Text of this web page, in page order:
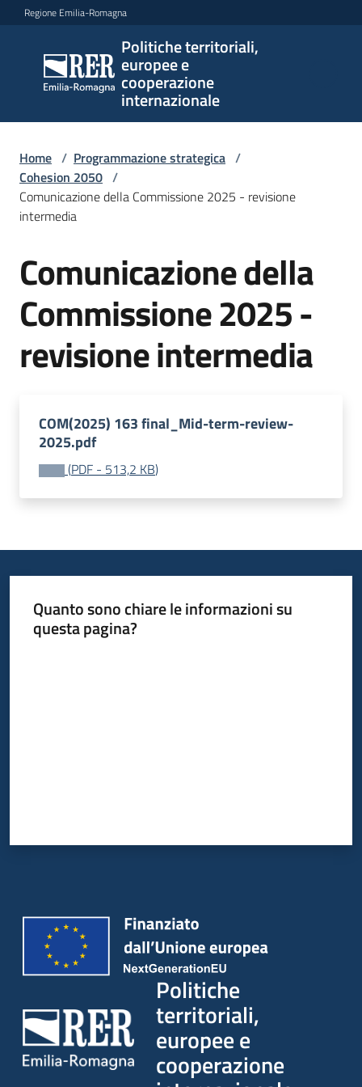
Vai al contenuto
Vai alla navigazione
Vai al footer
Regione Emilia-Romagna
Politiche territoriali,
europee e
cooperazione
internazionale
Politiche
territoriali,
europee e
cooperazione
Argomenti
Novità
Bandi
Piani
Programmi
Progetti
Nucleo
valutazione
Home / Programmazione strategica /
Cohesion 2050 /
Comunicazione della Commissione 2025 - revisione
intermedia
Comunicazione della
Commissione 2025 -
revisione intermedia
COM(2025) 163 final_Mid-term-review-
2025.pdf
(PDF - 513,2 KB)
Quanto sono chiare le informazioni su
questa pagina?
Politiche
territoriali,
europee e
cooperazione